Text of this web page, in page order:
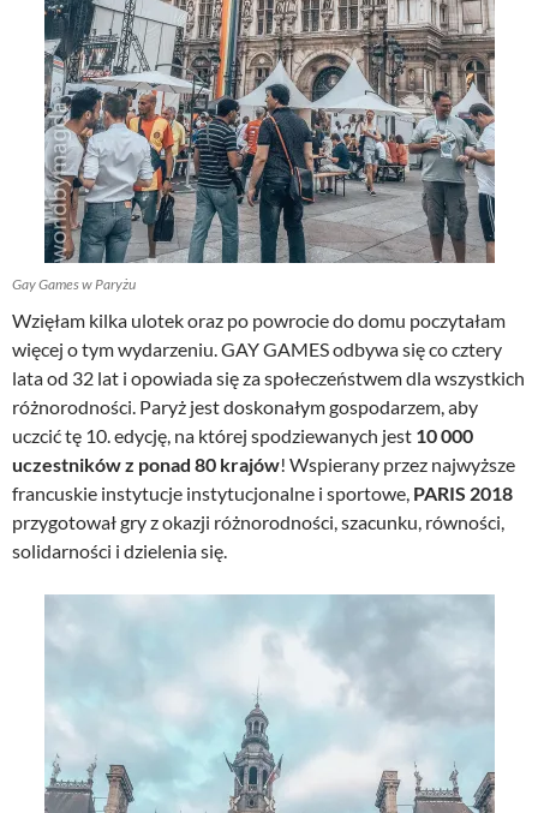
Gay Games w Paryżu
Wzięłam kilka ulotek oraz po powrocie do domu poczytałam
więcej o tym wydarzeniu. GAY GAMES odbywa się co cztery
lata od 32 lat i opowiada się za społeczeństwem dla wszystkich
różnorodności. Paryż jest doskonałym gospodarzem, aby
uczcić tę 10. edycję, na której spodziewanych jest 10 000
uczestników z ponad 80 krajów! Wspierany przez najwyższe
francuskie instytucje instytucjonalne i sportowe, PARIS 2018
przygotował gry z okazji różnorodności, szacunku, równości,
solidarności i dzielenia się.